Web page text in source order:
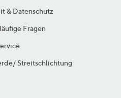
& Datenschutz
Fragen
Streitschlichtung